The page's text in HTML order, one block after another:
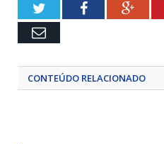
TwitterFacebook
Email
CONTEÚDO RELACIONADO